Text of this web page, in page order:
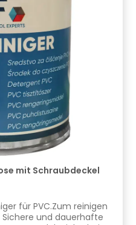
mit Schraubdeckel
für PVC.Zum reinigen
und dauerhafte